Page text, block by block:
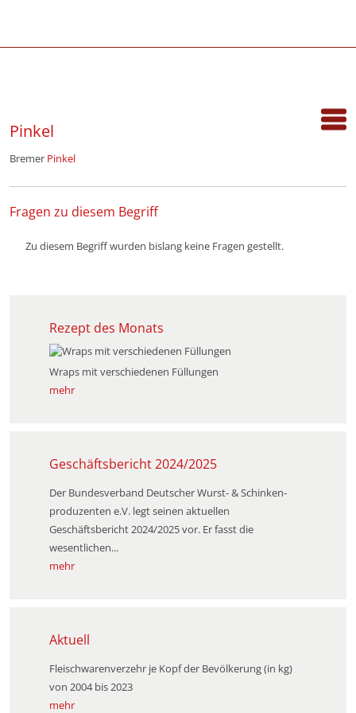
Pinkel
Bremer Pinkel
Fragen zu diesem Begriff
Zu diesem Begriff wurden bislang keine Fragen gestellt.
Rezept des Monats
Wraps mit verschiedenen Füllungen
mehr
Geschäftsbericht 2024/2025
Der Bundesverband Deutscher Wurst- & Schinken­
produzenten e.V. legt seinen aktuellen
Geschäftsbericht 2024/2025 vor. Er fasst die
wesentlichen...
mehr
Aktuell
Fleischwarenverzehr je Kopf der Bevölkerung (in kg)
von 2004 bis 2023
mehr